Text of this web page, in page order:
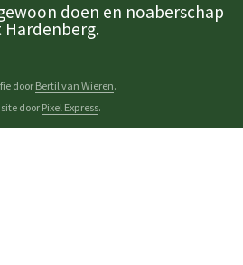
doen en noaberschap
Hardenberg.
doorBertil van Wieren.
doorPixel Express.